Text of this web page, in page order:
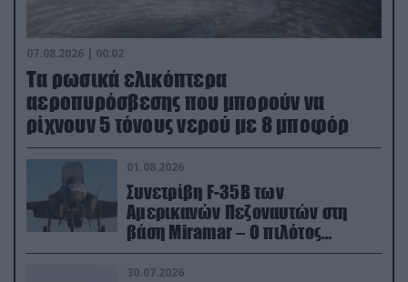
07.08.2026 | 00:02
Τα ρωσικά ελικόπτερα
αεροπυρόσβεσης που μπορούν να
ρίχνουν 5 τόνους νερού με 8 μποφόρ
01.08.2026
Συνετρίβη F-35B των
Αμερικανών Πεζοναυτών στη
βάση Miramar – Ο πιλότος
εκτινάχθηκε εγκαίρως
30.07.2026